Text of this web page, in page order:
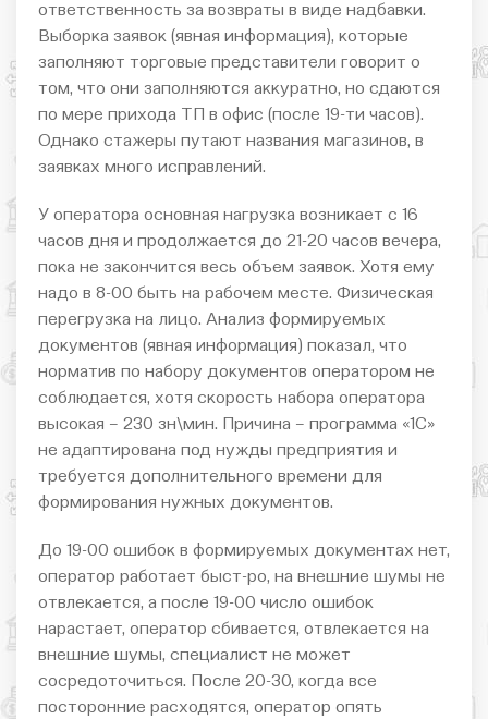
ответственность за возвраты в виде надбавки.
Выборка заявок (явная информация), которые
заполняют торговые представители говорит о
том, что они заполняются аккуратно, но сдаются
по мере прихода ТП в офис (после 19-ти часов).
Однако стажеры путают названия магазинов, в
заявках много исправлений.
У оператора основная нагрузка возникает с 16
часов дня и продолжается до 21-20 часов вечера,
пока не закончится весь объем заявок. Хотя ему
надо в 8-00 быть на рабочем месте. Физическая
перегрузка на лицо. Анализ формируемых
документов (явная информация) показал, что
норматив по набору документов оператором не
соблюдается, хотя скорость набора оператора
высокая – 230 зн\мин. Причина – программа «1С»
не адаптирована под нужды предприятия и
требуется дополнительного времени для
формирования нужных документов.
До 19-00 ошибок в формируемых документах нет,
оператор работает быст-ро, на внешние шумы не
отвлекается, а после 19-00 число ошибок
нарастает, оператор сбивается, отвлекается на
внешние шумы, специалист не может
сосредоточиться. После 20-30, когда все
посторонние расходятся, оператор опять